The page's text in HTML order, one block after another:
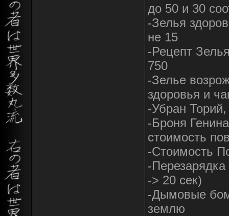
до 50 и 30
-Зелья
не 15
-Рецепт
750
-Зелье
здоровья и
-Убран
-Броня
стоимость
-Стоимость
-
-> 20 сек)
-Дымовые
землю